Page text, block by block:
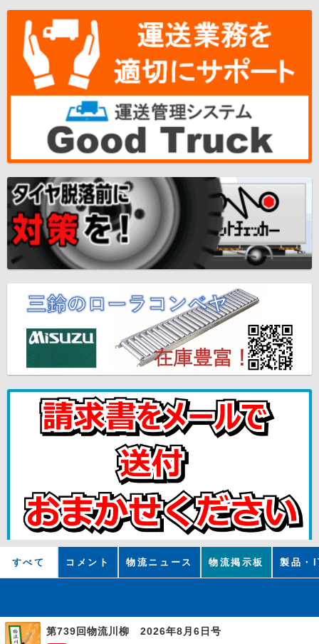
すべて コメント 物流ニュース 物流掲示板 製品・
第739回物流川柳 2026年8月6日号